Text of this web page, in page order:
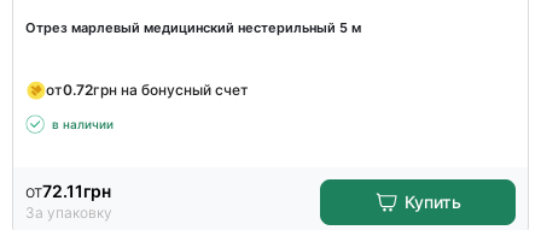
Отрез марлевый медицинский нестерильный 5 м
от0.72грн на бонусный счет
в наличии
от72.11грн
За упаковку
Купить